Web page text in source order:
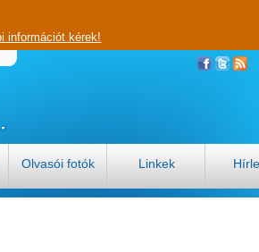
információt kérek!
Olvasói fotók Linkek